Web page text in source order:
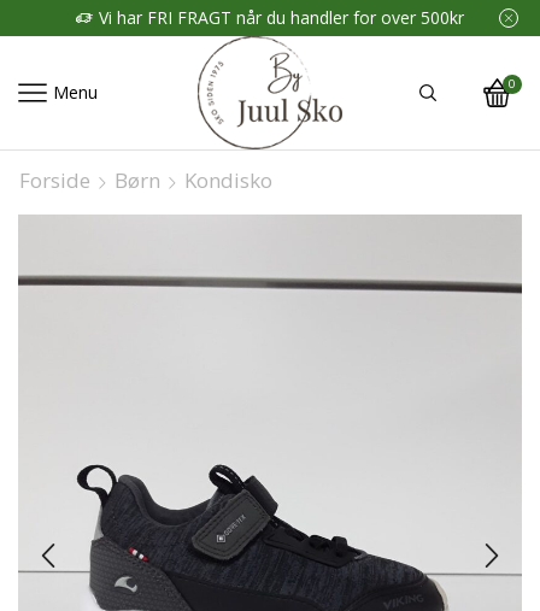
Vi har FRI FRAGT når du handler for over 500kr
Menu 0
Forside Børn Kondisko